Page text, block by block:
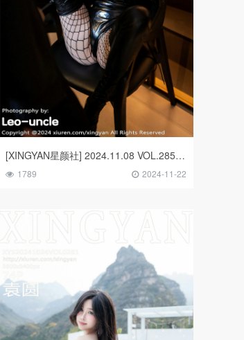
[XINGYAN星颜社] 2024.11.08 VOL.285 潘思沁
1789 2024-11-22